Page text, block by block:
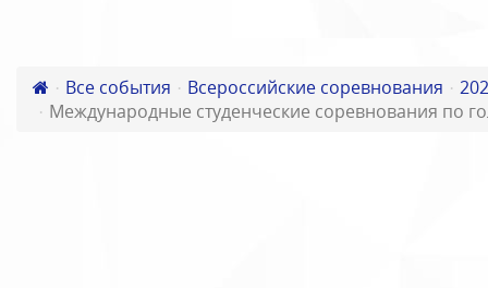
Все события Всероссийские соревнования
Международные студенческие соревнования по